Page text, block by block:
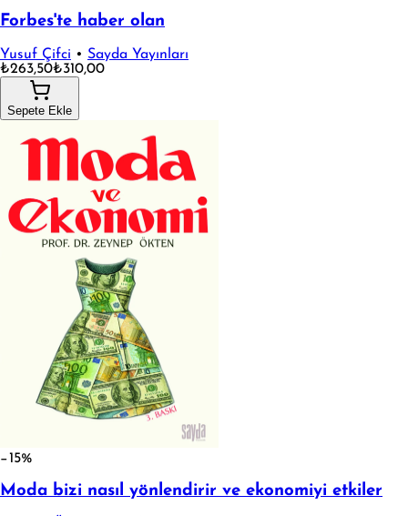
Forbes'te haber olan
Yusuf Çifci • Sayda Yayınları
₺263,50₺310,00
Sepete Ekle
−15%
Moda bizi nasıl yönlendirir ve ekonomiyi etkiler